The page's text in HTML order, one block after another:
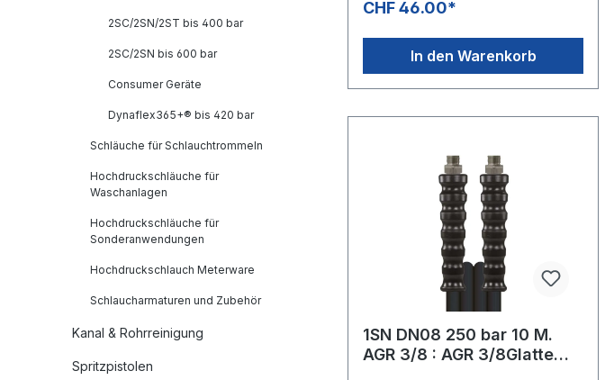
2SC/2SN/2ST bis 400 bar
2SC/2SN bis 600 bar
Consumer Geräte
Dynaflex365+® bis 420 bar
Schläuche für Schlauchtrommeln
Hochdruckschläuche für
Waschanlagen
Hochdruckschläuche für
Sonderanwendungen
Hochdruckschlauch Meterware
Schlaucharmaturen und Zubehör
Kanal & Rohrreinigung
Spritzpistolen
CHF 46.00*
In den Warenkorb
1SN DN08 250 bar 10 M.
AGR 3/8 : AGR 3/8Glatte